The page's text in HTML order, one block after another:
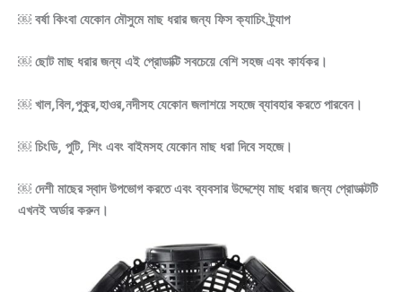
￼ বর্ষা কিংবা যেকোন মৌসুমে মাছ ধরার জন্য ফিস ক্যাচিং ট্র্যাপ
￼ ছোট মাছ ধরার জন্য এই প্রোডাক্টি সবচেয়ে বেশি সহজ এবং কার্যকর।
￼ খাল,বিল,পুকুর,হাওর,নদীসহ যেকোন জলাশয়ে সহজে ব্যাবহার করতে পারবেন।
￼ চিংডি, পুটি, শিং এবং বাইমসহ যেকোন মাছ ধরা দিবে সহজে।
￼ দেশী মাছের স্বাদ উপভোগ করতে এবং ব্যবসার উদ্দেশ্যে মাছ ধরার জন্য প্রোডাক্টটি
এখনই অর্ডার করুন।